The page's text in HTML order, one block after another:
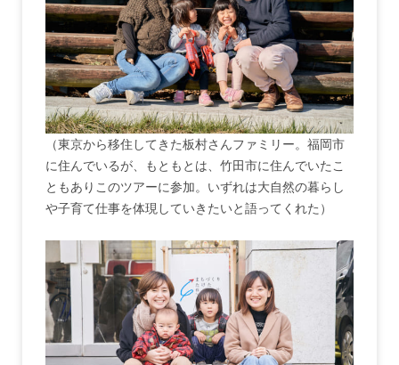
（東京から移住してきた板村さんファミリー。福岡市
に住んでいるが、もともとは、竹田市に住んでいたこ
ともありこのツアーに参加。いずれは大自然の暮らし
や子育て仕事を体現していきたいと語ってくれた）